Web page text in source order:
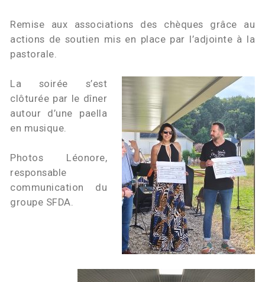
Remise aux associations des chèques grâce au
actions de soutien mis en place par l’adjointe à la
pastorale.
La soirée s’est
clôturée par le dîner
autour d’une paella
en musique.
Photos Léonore,
responsable
communication du
groupe SFDA.